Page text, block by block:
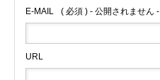
E-MAIL ( 必須 ) - 公開されません -
URL